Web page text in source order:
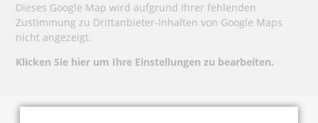
Dieses Google Map wird aufgrund Ihrer fehlenden
Zustimmung zu Drittanbieter-Inhalten von Google Maps
nicht angezeigt.
Klicken Sie hier um Ihre Einstellungen zu bearbeiten.